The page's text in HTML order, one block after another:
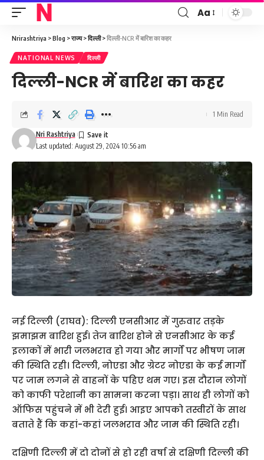
Font
Aa
Nrirashtriya >Blog >राज्य>दिल्ली>दिल्ली-NCR में बारिश का कहर
NATIONAL NEWS दिल्ली
दिल्ली-NCR में बारिश का कहर
Last updated: August 29, 2024 10:56 am
Nri Rashtriya
1 Min Read
नई दिल्ली (राघव): दिल्ली एनसीआर में गुरुवार तड़के
झमाझम बारिश हुई। तेज बारिश होने से एनसीआर के कई
इलाकों में भारी जलभराव हो गया और मार्गों पर भीषण जाम
की स्थिति रही। दिल्ली, नोएडा और ग्रेटर नोएडा के कई मार्गों
पर जाम लगने से वाहनों के पहिए थम गए। इस दौरान लोगों
को काफी परेशानी का सामना करना पड़ा। साथ ही लोगों को
ऑफिस पहुंचने में भी देरी हुई। आइए आपको तस्वीरों के साथ
बताते हैं कि कहां-कहां जलभराव और जाम की स्थिति रही।
दक्षिणी दिल्ली में दो दोनों से हो रही वर्षा से दक्षिणी दिल्ली की